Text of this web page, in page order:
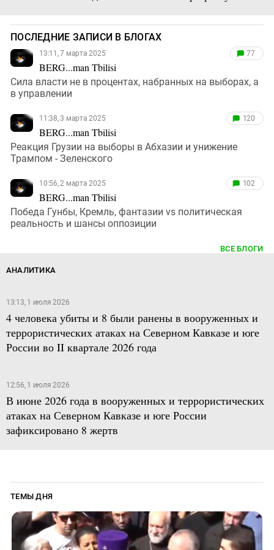
ПОСЛЕДНИЕ ЗАПИСИ В БЛОГАХ
13:11, 7 марта 2025
BERG...man Tbilisi
77
Сила власти не в процентах, набранных на выборах, а
в управлении
11:38, 3 марта 2025
BERG...man Tbilisi
120
Реакция Грузии на выборы в Абхазии и унижение
Трампом - Зеленского
10:56, 2 марта 2025
BERG...man Tbilisi
102
Победа Гунбы, Кремль, фантазии vs политическая
реальность и шансы оппозиции
ВСЕ БЛОГИ
АНАЛИТИКА
13:13, 1 июля 2026
4 человека убиты и 8 были ранены в вооруженных и
террористических атаках на Северном Кавказе и юге
России во II квартале 2026 года
12:56, 1 июля 2026
В июне 2026 года в вооруженных и террористических
атаках на Северном Кавказе и юге России
зафиксировано 8 жертв
ТЕМЫ ДНЯ